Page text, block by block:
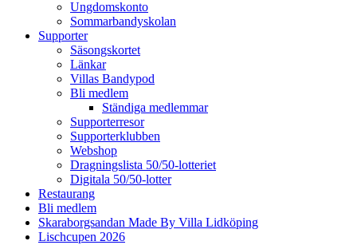
Ungdomskonto
Sommarbandyskolan
Supporter
Säsongskortet
Länkar
Villas Bandypod
Bli medlem
Ständiga medlemmar
Supporterresor
Supporterklubben
Webshop
Dragningslista 50/50-lotteriet
Digitala 50/50-lotter
Restaurang
Bli medlem
Skaraborgsandan Made By Villa Lidköping
Lischcupen 2026